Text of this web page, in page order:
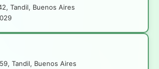
Tandil, Buenos Aires
Tandil, Buenos Aires